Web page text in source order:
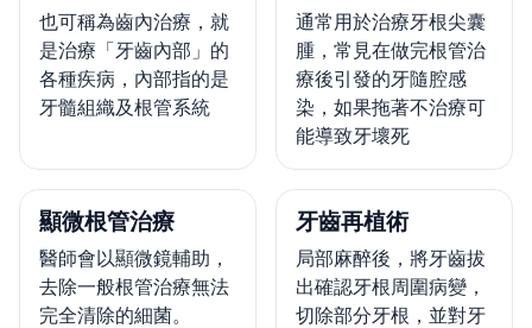
也可稱為齒內治療，就
是治療「牙齒內部」的
各種疾病，內部指的是
牙髓組織及根管系統
通常用於治療牙根尖囊
腫，常見在做完根管治
療後引發的牙隨腔感
染，如果拖著不治療可
能導致牙壞死
顯微根管治療
醫師會以顯微鏡輔助，
去除一般根管治療無法
完全清除的細菌。
牙齒再植術
局部麻醉後，將牙齒拔
出確認牙根周圍病變，
切除部分牙根，並對牙